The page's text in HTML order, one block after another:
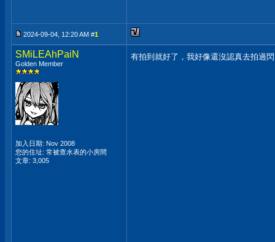
2024-09-04, 12:20 AM #1
SMiLEAhPaiN
Golden Member
加入日期: Nov 2008
您的住址: 常被查水表的小房間
文章: 3,005
有拍到就好了，我好像還沒認真去拍過